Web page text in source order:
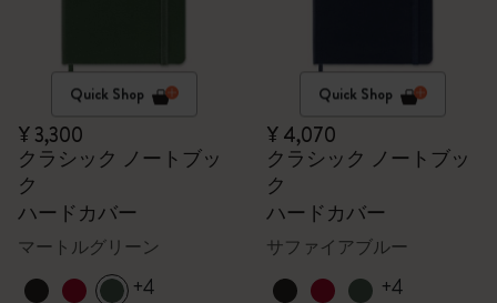
Quick Shop
¥ 3,300
クラシック ノートブッ
ク
ハードカバー
マートルグリーン
+4
Quick Shop
¥ 4,070
クラシック ノートブッ
ク
ハードカバー
サファイアブルー
+4